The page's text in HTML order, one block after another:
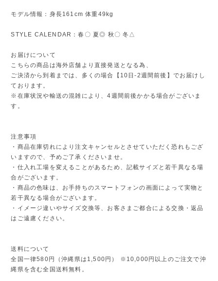
モデル情報：身長161cm 体重49kg
STYLE CALENDAR：春〇 夏◎ 秋〇 冬△
お届けについて
こちらの商品は海外店舗より直接発送となる為、
ご決済から到着までは、多くの場合【10日-2週間前後】でお届けし
ております。
※在庫状況や輸送の混雑により、4週間前後かかる場合がございま
す。
注意事項
・商品在庫切れにより注文キャンセルとさせていただく恐れもござ
いますので、予めご了承くださいませ。
・仕入れ工場を変えることがあるため、記載サイズと若干異なる場
合がございます。
・商品の色味は、お手持ちのスマートフォンの画面によって実物と
若干異なる場合がございます。
・イメージ違いやサイズ交換等、お客さまご都合による交換・返品
はご遠慮ください。
送料について
全国一律580円（沖縄県は1,500円） ※10,000円以上のご注文で沖
縄県を含む全国送料無料。